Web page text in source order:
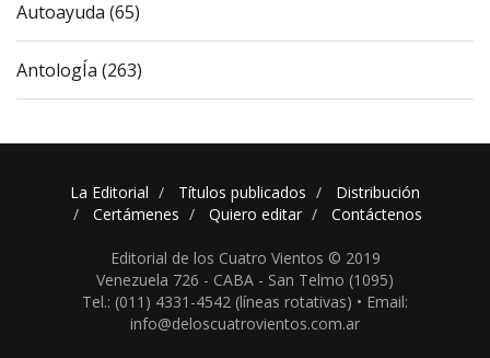
Autoayuda (65)
AntologÍa (263)
La Editorial Títulos publicados
Distribución
Certámenes
Quiero editar Contáctenos
Editorial de los Cuatro Vientos © 2019
Venezuela 726 - CABA - San Telmo (1095)
Tel.: (011) 4331-4542 (líneas rotativas) • Email:
info@deloscuatrovientos.com.ar